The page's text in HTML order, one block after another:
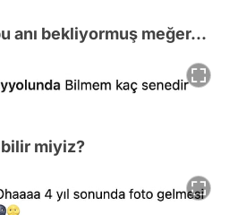
anı bekliyormuş meğer...
miyiz?